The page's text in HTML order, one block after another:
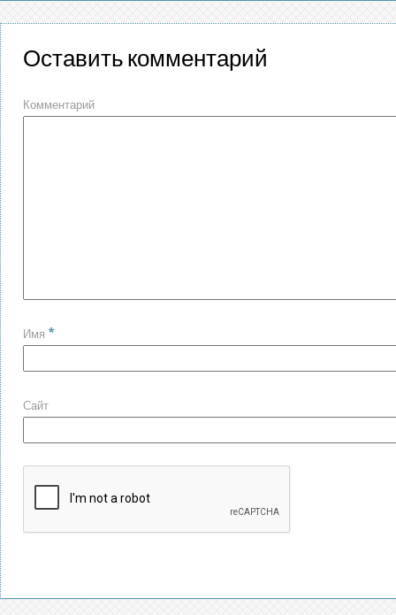
Оставить комментарий
Комментарий
Имя *
Сайт